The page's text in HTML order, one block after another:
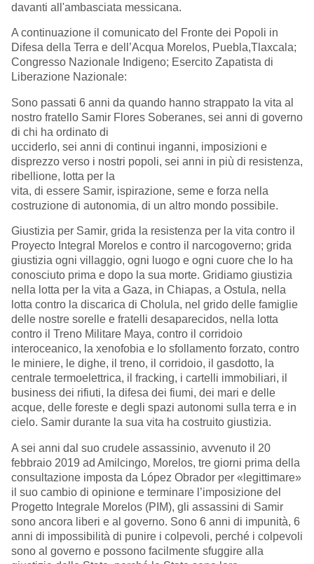
davanti all'ambasciata messicana.
A continuazione il comunicato del Fronte dei Popoli in
Difesa della Terra e dell’Acqua Morelos, Puebla,Tlaxcala;
Congresso Nazionale Indigeno; Esercito Zapatista di
Liberazione Nazionale:
Sono passati 6 anni da quando hanno strappato la vita al
nostro fratello Samir Flores Soberanes, sei anni di governo
di chi ha ordinato di
ucciderlo, sei anni di continui inganni, imposizioni e
disprezzo verso i nostri popoli, sei anni in più di resistenza,
ribellione, lotta per la
vita, di essere Samir, ispirazione, seme e forza nella
costruzione di autonomia, di un altro mondo possibile.
Giustizia per Samir, grida la resistenza per la vita contro il
Proyecto Integral Morelos e contro il narcogoverno; grida
giustizia ogni villaggio, ogni luogo e ogni cuore che lo ha
conosciuto prima e dopo la sua morte. Gridiamo giustizia
nella lotta per la vita a Gaza, in Chiapas, a Ostula, nella
lotta contro la discarica di Cholula, nel grido delle famiglie
delle nostre sorelle e fratelli desaparecidos, nella lotta
contro il Treno Militare Maya, contro il corridoio
interoceanico, la xenofobia e lo sfollamento forzato, contro
le miniere, le dighe, il treno, il corridoio, il gasdotto, la
centrale termoelettrica, il fracking, i cartelli immobiliari, il
business dei rifiuti, la difesa dei fiumi, dei mari e delle
acque, delle foreste e degli spazi autonomi sulla terra e in
cielo. Samir durante la sua vita ha costruito giustizia.
A sei anni dal suo crudele assassinio, avvenuto il 20
febbraio 2019 ad Amilcingo, Morelos, tre giorni prima della
consultazione imposta da López Obrador per «legittimare»
il suo cambio di opinione e terminare l’imposizione del
Progetto Integrale Morelos (PIM), gli assassini di Samir
sono ancora liberi e al governo. Sono 6 anni di impunità, 6
anni di impossibilità di punire i colpevoli, perché i colpevoli
sono al governo e possono facilmente sfuggire alla